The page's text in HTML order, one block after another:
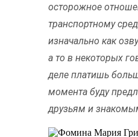
осторожное
транспортному
изначально как
а то в некоторых
деле платишь
момента буду
друзьям и